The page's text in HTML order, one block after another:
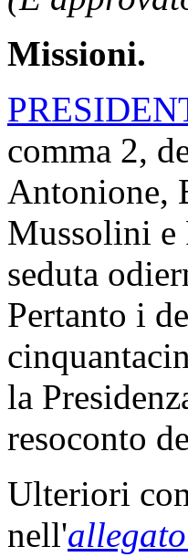
Missioni.
comma 2,
Antonione,
Mussolini e
seduta
Pertanto i
la
resoconto
Ulteriori
nell'